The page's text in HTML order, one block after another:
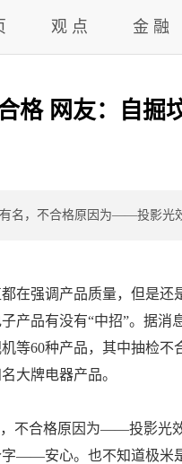
观 点 金 融
格 网友：自掘
名，不合格原因为——投影光
在强调产品质量，但是
产品有没有“中招”。据
等60种产品，其中抽检
大牌电器产品。
不合格原因为——投影光
——安心。也不知道极米